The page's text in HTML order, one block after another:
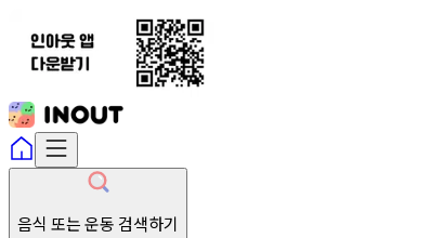
음식 또는 운동 검색하기